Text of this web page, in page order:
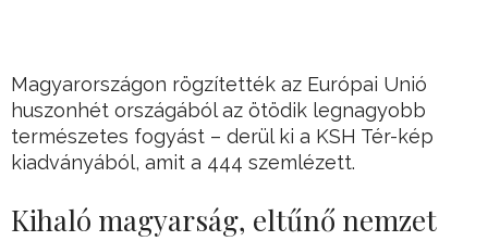
Magyarországon rögzítették az Európai Unió
huszonhét országából az ötödik legnagyobb
természetes fogyást – derül ki a KSH Tér-kép
kiadványából, amit a 444 szemlézett.
Kihaló magyarság, eltűnő nemzet